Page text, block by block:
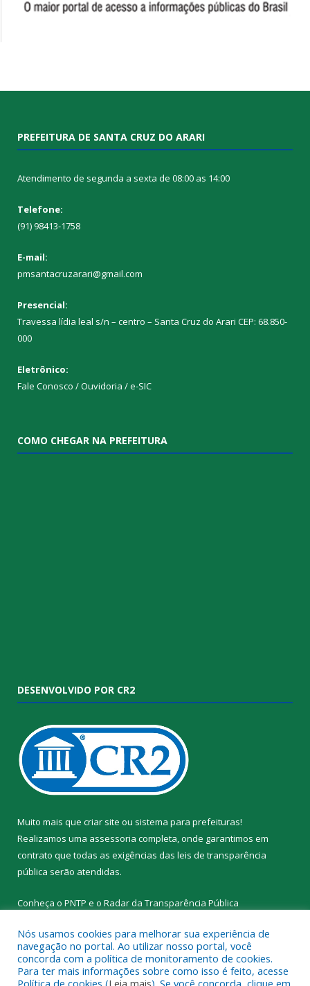
PREFEITURA DE SANTA CRUZ DO ARARI
Atendimento de segunda a sexta de 08:00 as 14:00
Telefone:
(91) 98413-1758
E-mail:
pmsantacruzarari@gmail.com
Presencial:
Travessa lídia leal s/n – centro – Santa Cruz do Arari CEP: 68.850-
000
Eletrônico:
Fale Conosco / Ouvidoria / e-SIC
COMO CHEGAR NA PREFEITURA
DESENVOLVIDO POR CR2
Muito mais que criar site ou sistema para prefeituras!
Realizamos uma assessoria completa, onde garantimos em
contrato que todas as exigências das leis de transparência
pública serão atendidas.
Conheça o PNTP e o Radar da Transparência Pública
Todos os direitos reservados a Prefeitura Municipal de Santa
Nós usamos cookies para melhorar sua experiência de
navegação no portal. Ao utilizar nosso portal, você
concorda com a política de monitoramento de cookies.
Para ter mais informações sobre como isso é feito, acesse
Política de cookies (Leia mais). Se você concorda, clique em